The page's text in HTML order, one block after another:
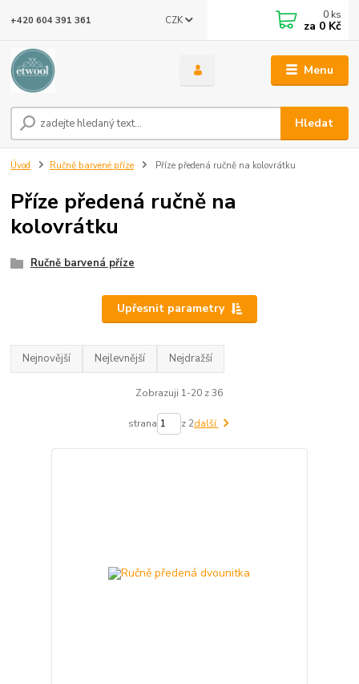
Menu
CZK
Hledat
+420 604 391 361 0 ks
za 0 Kč
Úvod Ručně barvené příze Příze předená ručně na kolovrátku
Příze předená ručně na
kolovrátku
Ručně barvená příze
Upřesnit parametry
Nejnovější Nejlevnější Nejdražší
Zobrazuji 1-20 z 36
strana z 2další